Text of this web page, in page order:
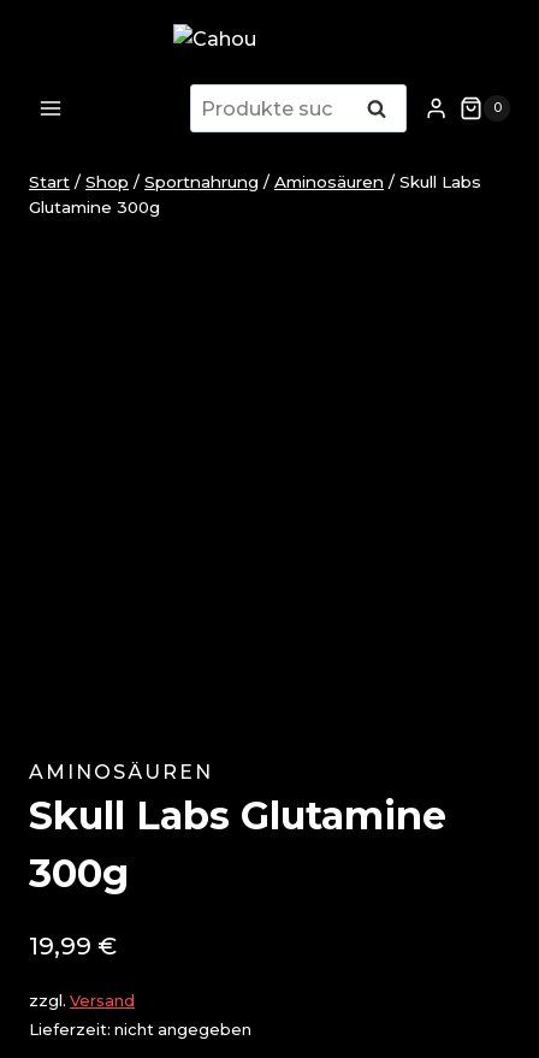
Suchen
nach:
Suchen 0
Start / Shop / Sportnahrung / Aminosäuren / Skull Labs
Glutamine 300g
AMINOSÄUREN
Skull Labs Glutamine
300g
19,99 €
zzgl. Versand
Lieferzeit: nicht angegeben